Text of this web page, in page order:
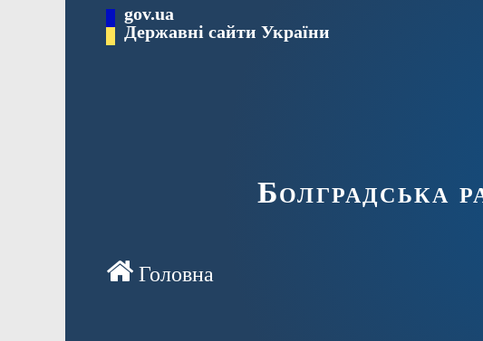
Перейти gov.ua
Державні сайти України
Болградська